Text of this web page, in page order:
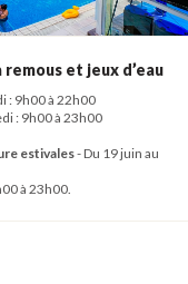
remous et jeux d’eau
: 9h00 à 22h00
: 9h00 à 23h00
estivales- Du 19 juin au
à 23h00.